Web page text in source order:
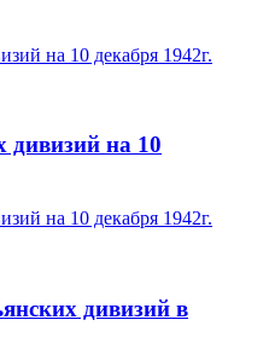
дивизий на 10
дивизий в